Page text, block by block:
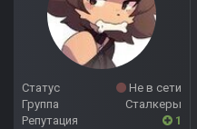
Статус
Не в сети
Группа
Сталкеры
Репутация
1